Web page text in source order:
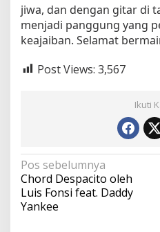
jiwa, dan dengan gitar di
menjadi panggung yang
keajaiban. Selamat
Post Views: 3,567
Ikuti
N
a
v
Pos sebelumnya
Chord Despacito oleh
Luis Fonsi feat. Daddy
Yankee